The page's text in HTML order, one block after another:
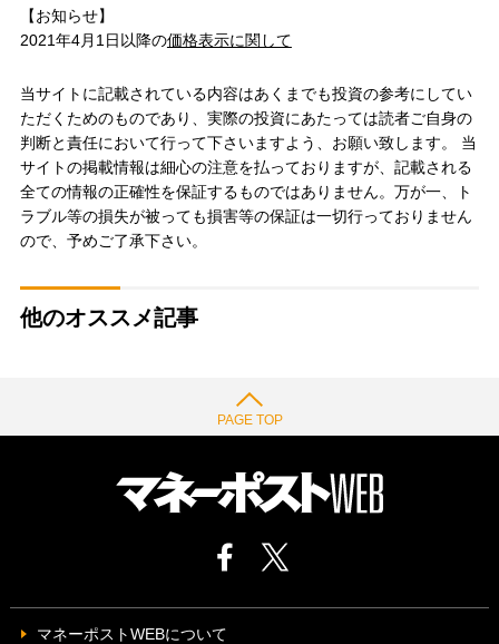
【お知らせ】
2021年4月1日以降の価格表示に関して
当サイトに記載されている内容はあくまでも投資の参考にしてい
ただくためのものであり、実際の投資にあたっては読者ご自身の
判断と責任において行って下さいますよう、お願い致します。 当
サイトの掲載情報は細心の注意を払っておりますが、記載される
全ての情報の正確性を保証するものではありません。万が一、ト
ラブル等の損失が被っても損害等の保証は一切行っておりません
ので、予めご了承下さい。
他のオススメ記事
PAGE TOP
マネーポストWEBについて